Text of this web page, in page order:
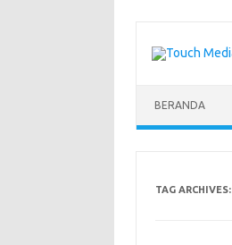
content
BERANDA
TAG ARCHIVES: